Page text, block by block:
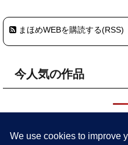
まほめWEBを購読する(RSS)
今人気の作品
て
委託店舗 参加予定